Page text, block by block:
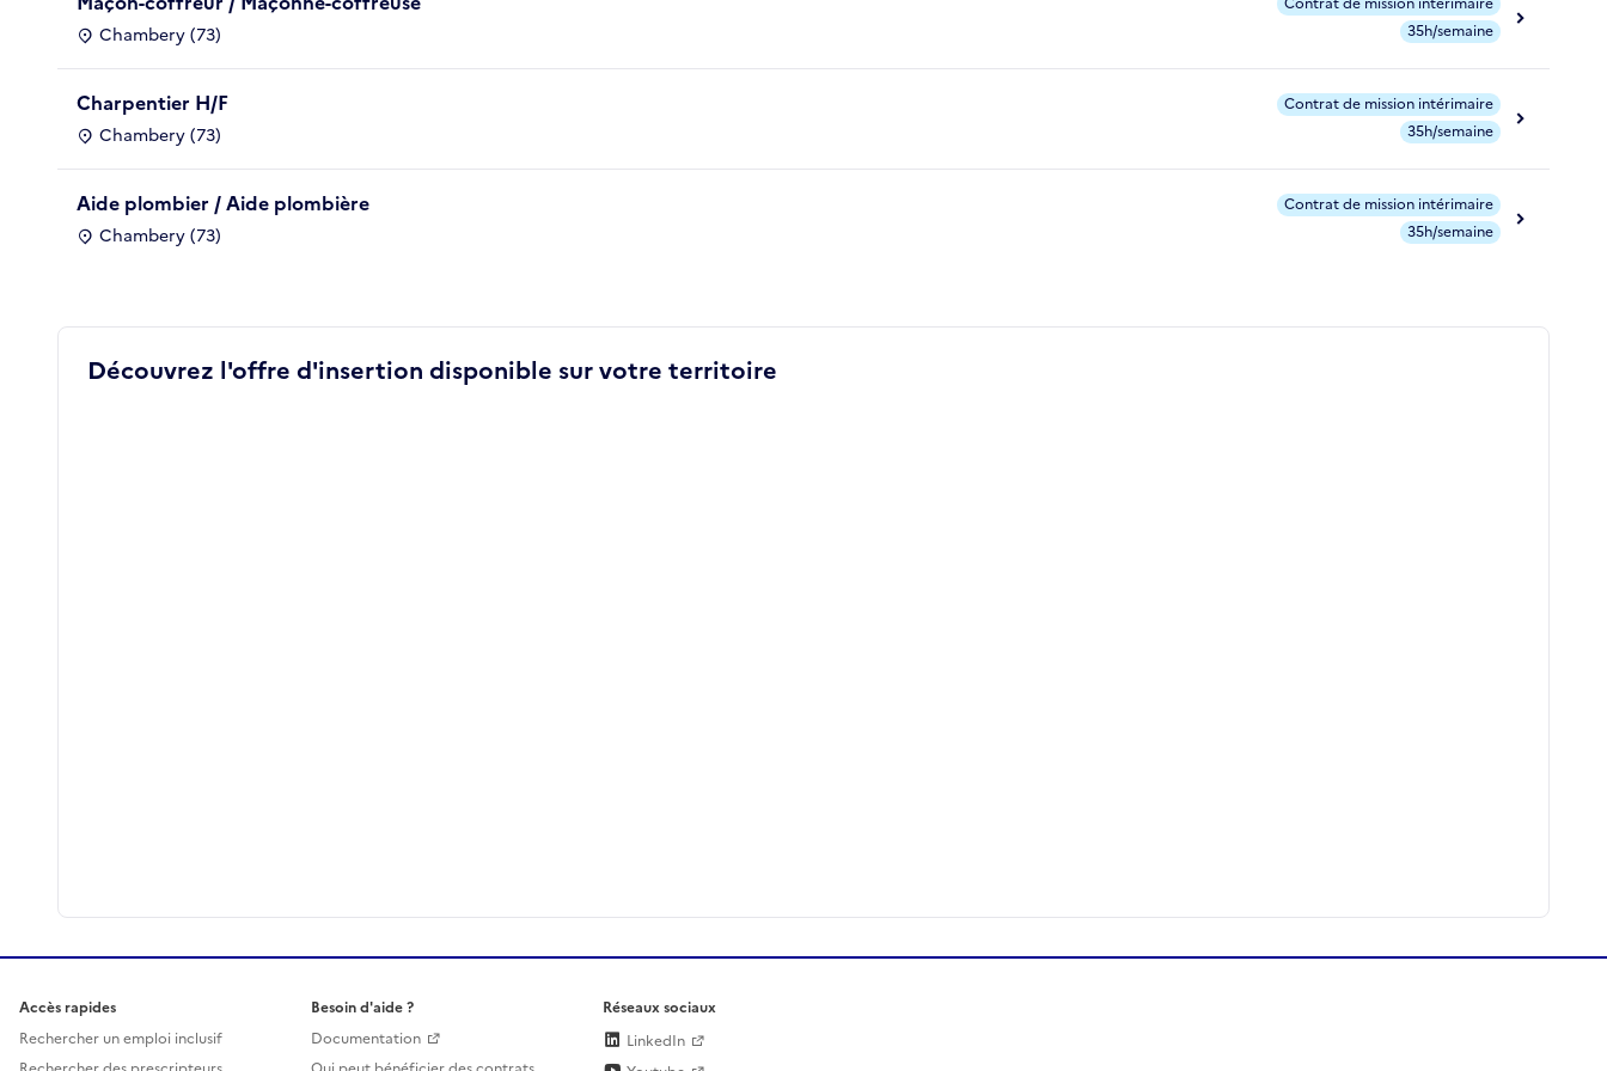
Chambery (73)
35h/semaine
Charpentier H/F
Chambery (73)
Contrat de mission intérimaire
35h/semaine
Aide plombier / Aide plombière
Chambery (73)
Contrat de mission intérimaire
35h/semaine
Découvrez l'offre d'insertion disponible sur votre territoire
Accès rapides
Rechercher un emploi inclusif
Besoin d'aide ?
Documentation
Réseaux sociaux
LinkedIn